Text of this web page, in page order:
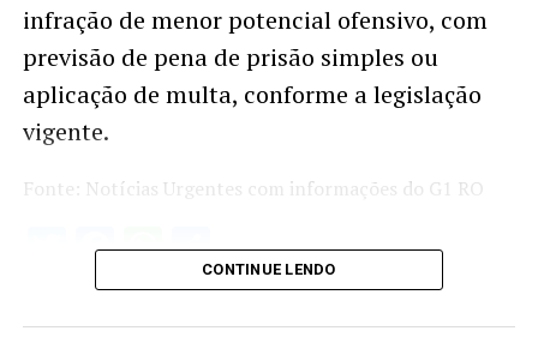
infração de menor potencial ofensivo, com
previsão de pena de prisão simples ou
aplicação de multa, conforme a legislação
vigente.
Fonte: Notícias Urgentes com informações do G1 RO
Twitter
Facebook
WhatsApp
Share
CONTINUE LENDO